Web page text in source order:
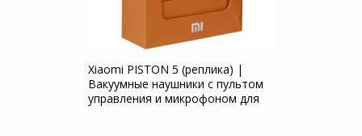
Xiaomi PISTON 5 (реплика) |
Вакуумные наушники с пультом
управления и микрофоном для